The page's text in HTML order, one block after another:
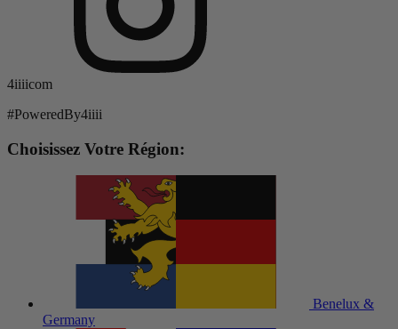
4iiiicom
#PoweredBy4iiii
Choisissez Votre Région:
Benelux &
Germany